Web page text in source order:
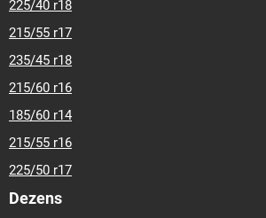
225/40 r18
215/55 r17
235/45 r18
215/60 r16
185/60 r14
215/55 r16
225/50 r17
Dezens